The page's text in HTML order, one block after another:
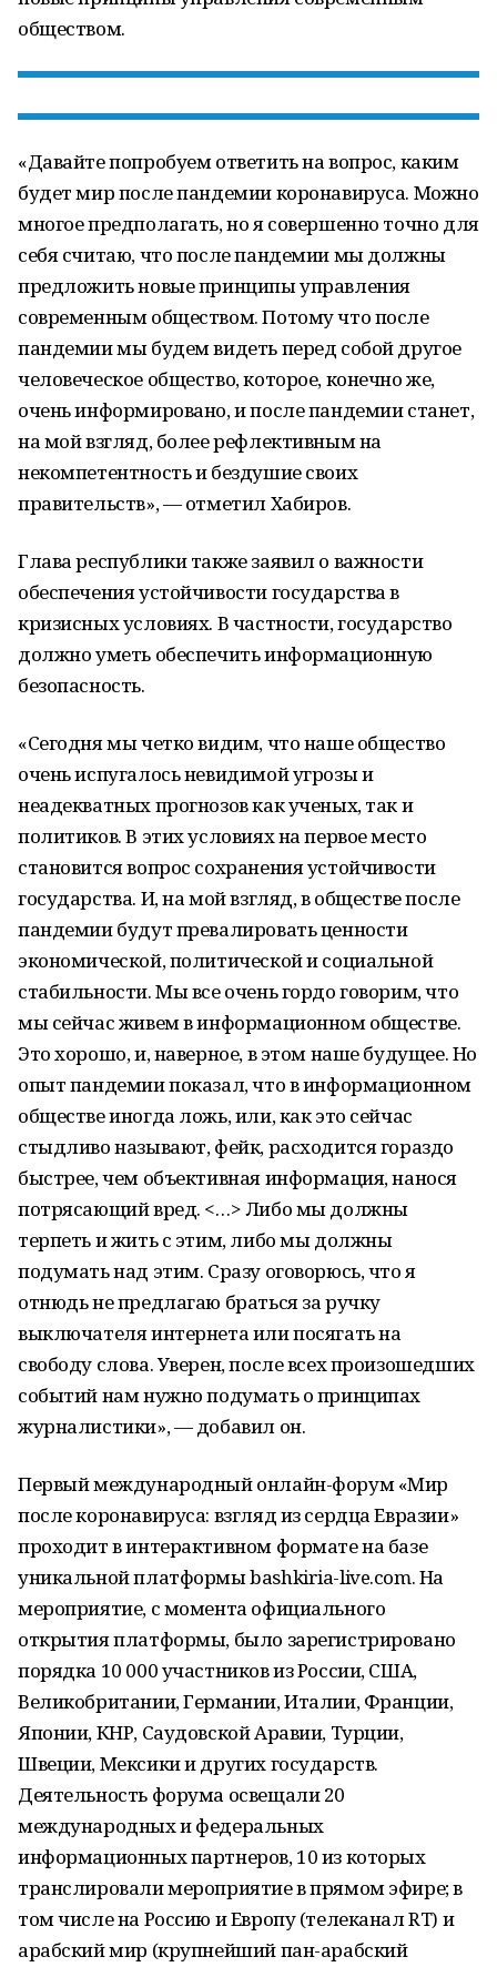
обществом.
«Давайте попробуем ответить на вопрос, каким
будет мир после пандемии коронавируса. Можно
многое предполагать, но я совершенно точно для
себя считаю, что после пандемии мы должны
предложить новые принципы управления
современным обществом. Потому что после
пандемии мы будем видеть перед собой другое
человеческое общество, которое, конечно же,
очень информировано, и после пандемии станет,
на мой взгляд, более рефлективным на
некомпетентность и бездушие своих
правительств», — отметил Хабиров.
Глава республики также заявил о важности
обеспечения устойчивости государства в
кризисных условиях. В частности, государство
должно уметь обеспечить информационную
безопасность.
«Сегодня мы четко видим, что наше общество
очень испугалось невидимой угрозы и
неадекватных прогнозов как ученых, так и
политиков. В этих условиях на первое место
становится вопрос сохранения устойчивости
государства. И, на мой взгляд, в обществе после
пандемии будут превалировать ценности
экономической, политической и социальной
стабильности. Мы все очень гордо говорим, что
мы сейчас живем в информационном обществе.
Это хорошо, и, наверное, в этом наше будущее. Но
опыт пандемии показал, что в информационном
обществе иногда ложь, или, как это сейчас
стыдливо называют, фейк, расходится гораздо
быстрее, чем объективная информация, нанося
потрясающий вред. <…> Либо мы должны
терпеть и жить с этим, либо мы должны
подумать над этим. Сразу оговорюсь, что я
отнюдь не предлагаю браться за ручку
выключателя интернета или посягать на
свободу слова. Уверен, после всех произошедших
событий нам нужно подумать о принципах
журналистики», — добавил он.
Первый международный онлайн-форум «Мир
после коронавируса: взгляд из сердца Евразии»
проходит в интерактивном формате на базе
уникальной платформы bashkiria-live.com. На
мероприятие, с момента официального
открытия платформы, было зарегистрировано
порядка 10 000 участников из России, США,
Великобритании, Германии, Италии, Франции,
Японии, КНР, Саудовской Аравии, Турции,
Швеции, Мексики и других государств.
Деятельность форума освещали 20
международных и федеральных
информационных партнеров, 10 из которых
транслировали мероприятие в прямом эфире; в
том числе на Россию и Европу (телеканал RT) и
арабский мир (крупнейший пан-арабский